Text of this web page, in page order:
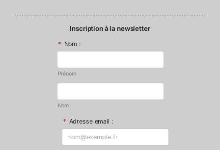
Inscription à la newsletter
* Nom :
Prénom
Nom
* Adresse email :